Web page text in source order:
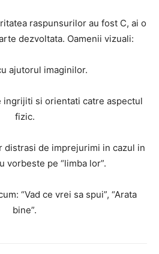
raspunsurilor au fost C, ai o
dezvoltata. Oamenii vizuali:
ajutorul imaginilor.
ingrijiti si orientati catre aspectul
fizic.
distrasi de imprejurimi in cazul in
vorbeste pe “limba lor”.
“Vad ce vrei sa spui”, “Arata
bine”.